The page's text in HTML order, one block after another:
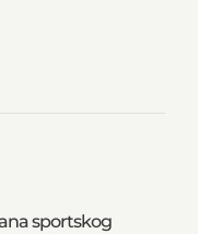
sportskog